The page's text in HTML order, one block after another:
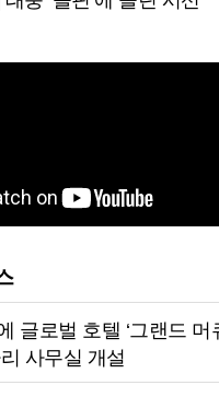
글로벌 호텔 ‘그랜드
사무실 개설